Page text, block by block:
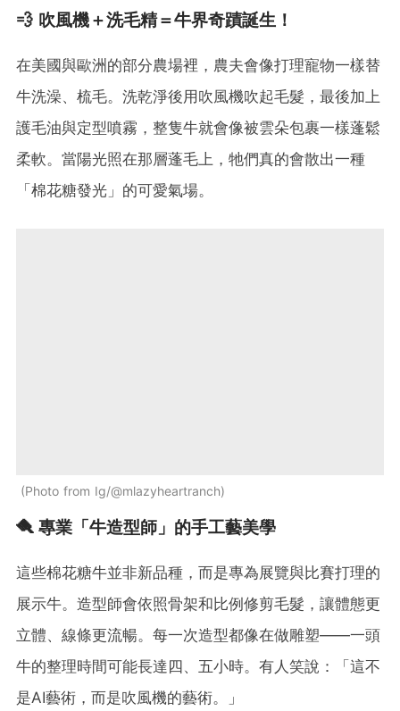
💨 吹風機＋洗毛精＝牛界奇蹟誕生！
在美國與歐洲的部分農場裡，農夫會像打理寵物一樣替
牛洗澡、梳毛。洗乾淨後用吹風機吹起毛髮，最後加上
護毛油與定型噴霧，整隻牛就會像被雲朵包裹一樣蓬鬆
柔軟。當陽光照在那層蓬毛上，牠們真的會散出一種
「棉花糖發光」的可愛氣場。
Photo from Ig/@mlazyheartranch
🪮 專業「牛造型師」的手工藝美學
這些棉花糖牛並非新品種，而是專為展覽與比賽打理的
展示牛。造型師會依照骨架和比例修剪毛髮，讓體態更
立體、線條更流暢。每一次造型都像在做雕塑——一頭
牛的整理時間可能長達四、五小時。有人笑說：「這不
是AI藝術，而是吹風機的藝術。」